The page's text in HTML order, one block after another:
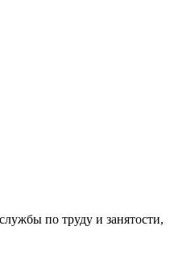
по труду и занятости,